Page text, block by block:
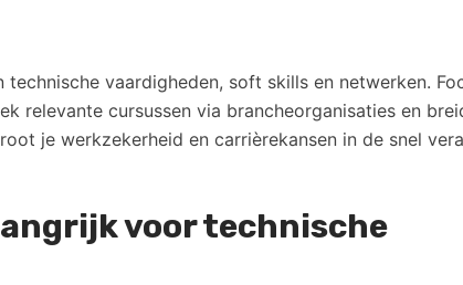
vaardigheden, soft skills en netwerken.
relevante cursussen via brancheorganisaties en
je werkzekerheid en carrièrekansen in de snel
voor technische